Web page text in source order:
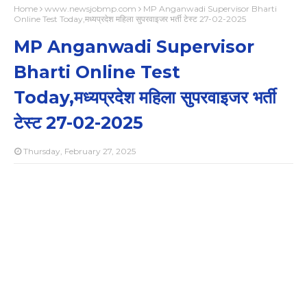
Home www.newsjobmp.com
MP Anganwadi Supervisor Bharti
Online Test Today,मध्यप्रदेश महिला सुपरवाइजर भर्ती टेस्ट 27-02-2025
MP Anganwadi Supervisor
Bharti Online Test
Today,मध्यप्रदेश महिला सुपरवाइजर भर्ती
टेस्ट 27-02-2025
Thursday, February 27, 2025